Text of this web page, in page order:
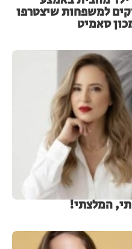
למשפחות שיצטרפו
סאמיט
המלצתי!